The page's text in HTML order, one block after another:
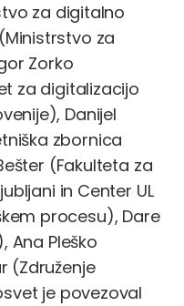
za digitalno
za
Zorko
za digitalizacijo
Danijel
zbornica
(Fakulteta za
in Center UL
procesu), Dare
Ana Pleško
(Združenje
je povezoval